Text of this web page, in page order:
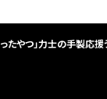
たやつ」力士の手製応